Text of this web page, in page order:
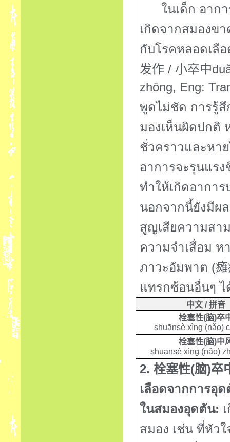
ในเด็ก อากา
เกิดจากสมองข
กับโรคหลอดเลื
发作 / 小卒中
zhōng, Eng:
พูดไม่ชัด การรู้
มองเห็นผิดปกติ
ชั่วคราวและหา
อาการจะรุนแร
ทำให้เกิดอากา
นอกจากนี้ยังมีผ
สูญเสียความสา
ความจำเสื่อม ห
ภาวะอัมพาต (
แทรกซ้อนอื่นๆ ไ
中文/拼音
栓塞性(脑)卒
shuānsè xìng (nǎo)
栓塞性(脑)中
shuānsè xìng (nǎo)
2. 栓塞性(脑)卒
เลือดจากการอุ
ในสมองอุดตัน:
สมอง เช่น ที่หัว